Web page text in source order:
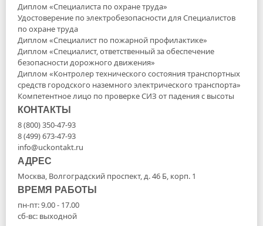
Диплом «Специалиста по охране труда»
Удостоверение по электробезопасности для Специалистов
по охране труда
Диплом «Специалист по пожарной профилактике»
Диплом «Специалист, ответственный за обеспечение
безопасности дорожного движения»
Диплом «Контролер технического состояния транспортных
средств городского наземного электрического транспорта»
Компетентное лицо по проверке СИЗ от падения с высоты
КОНТАКТЫ
8 (800) 350-47-93
8 (499) 673-47-93
info@uckontakt.ru
АДРЕС
Москва, Волгоградский проспект, д. 46 Б, корп. 1
ВРЕМЯ РАБОТЫ
пн-пт: 9.00 - 17.00
сб-вс: выходной